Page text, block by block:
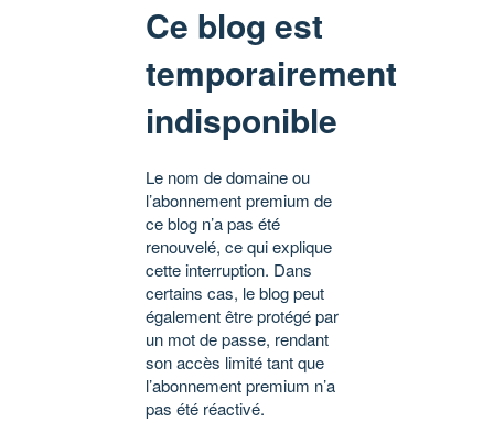
Ce blog est
temporairement
indisponible
Le nom de domaine ou
l’abonnement premium de
ce blog n’a pas été
renouvelé, ce qui explique
cette interruption. Dans
certains cas, le blog peut
également être protégé par
un mot de passe, rendant
son accès limité tant que
l’abonnement premium n’a
pas été réactivé.